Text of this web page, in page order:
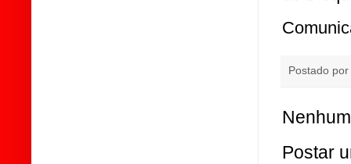
Postado por
Postar